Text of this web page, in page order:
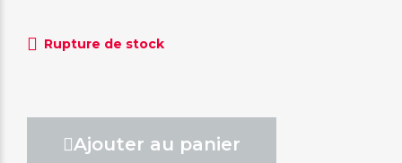
Rupture de stock
Ajouter au panier